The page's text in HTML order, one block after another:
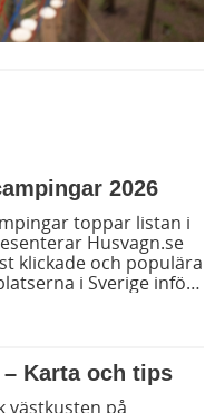
2026
Husvagn.se
klickade och populära
i Sverige inför
idag!
Karta och tips